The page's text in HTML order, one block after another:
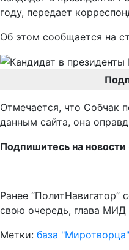
году, передает
Об этом сообщается на
Отмечается, что Собчак
данным сайта, она
Подпишитесь на
Ранее
свою очередь, глава МИД
Метки: база "Миротворца"